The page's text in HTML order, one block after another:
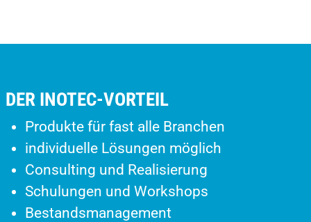
DER INOTEC-VORTEIL
Produkte für fast alle Branchen
individuelle Lösungen möglich
Consulting und Realisierung
Schulungen und Workshops
Bestandsmanagement